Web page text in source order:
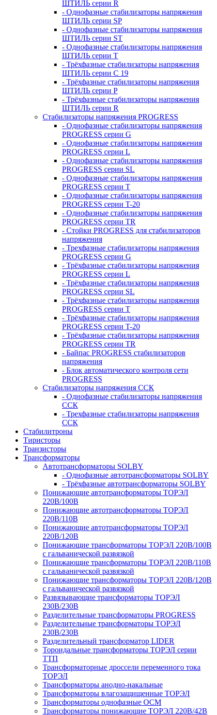
ШТИЛЬ серии R
- Однофазные стабилизаторы напряжения
ШТИЛЬ серии SP
- Однофазные стабилизаторы напряжения
ШТИЛЬ серии ST
- Однофазные стабилизаторы напряжения
ШТИЛЬ серии T
- Трёхфазные стабилизаторы напряжения
ШТИЛЬ серии C 19
- Трёхфазные стабилизаторы напряжения
ШТИЛЬ серии P
- Трёхфазные стабилизаторы напряжения
ШТИЛЬ серии R
Стабилизаторы напряжения PROGRESS
- Однофазные стабилизаторы напряжения
PROGRESS серии G
- Однофазные стабилизаторы напряжения
PROGRESS серии L
- Однофазные стабилизаторы напряжения
PROGRESS серии SL
- Однофазные стабилизаторы напряжения
PROGRESS серии T
- Однофазные стабилизаторы напряжения
PROGRESS серии T-20
- Однофазные стабилизаторы напряжения
PROGRESS серии TR
- Стойки PROGRESS для стабилизаторов
напряжения
- Трехфазные стабилизаторы напряжения
PROGRESS серии G
- Трёхфазные стабилизаторы напряжения
PROGRESS серии L
- Трёхфазные стабилизаторы напряжения
PROGRESS серии SL
- Трёхфазные стабилизаторы напряжения
PROGRESS серии T
- Трёхфазные стабилизаторы напряжения
PROGRESS серии T-20
- Трёхфазные стабилизаторы напряжения
PROGRESS серии TR
- Байпас PROGRESS стабилизаторов
напряжения
- Блок автоматического контроля сети
PROGRESS
Стабилизаторы напряжения ССК
- Однофазные стабилизаторы напряжения
ССК
- Трехфазные стабилизаторы напряжения
ССК
Стабилитроны
Тиристоры
Транзисторы
Трансформаторы
Автотрансформаторы SOLBY
- Однофазные автотрансформаторы SOLBY
- Трёхфазные автотрансформаторы SOLBY
Понижающие автотрансформаторы ТОРЭЛ
220В/100В
Понижающие автотрансформаторы ТОРЭЛ
220В/110В
Понижающие автотрансформаторы ТОРЭЛ
220В/120В
Понижающие трансформаторы ТОРЭЛ 220В/100В
с гальванической развязкой
Понижающие трансформаторы ТОРЭЛ 220В/110В
с гальванической развязкой
Понижающие трансформаторы ТОРЭЛ 220В/120В
с гальванической развязкой
Развязывающие трансформаторы ТОРЭЛ
230В/230В
Разделительные трансформаторы PROGRESS
Разделительные трансформаторы ТОРЭЛ
230В/230В
Разделительный трансформатор LIDER
Тороидальные трансформаторы ТОРЭЛ серии
ТТП
Трансформаторные дроссели переменного тока
ТОРЭЛ
Трансформаторы анодно-накальные
Трансформаторы влагозащищенные ТОРЭЛ
Трансформаторы однофазные ОСМ
Трансформаторы понижающие ТОРЭЛ 220В/42В